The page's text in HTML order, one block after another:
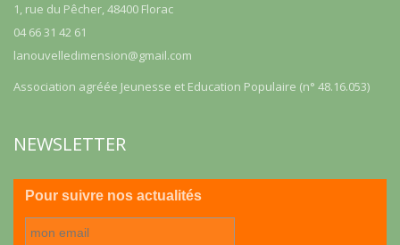
1, rue du Pêcher, 48400 Florac
04 66 31 42 61
lanouvelledimension@gmail.com
Association agréée Jeunesse et Education Populaire (n° 48.16.053)
NEWSLETTER
Pour suivre nos actualités